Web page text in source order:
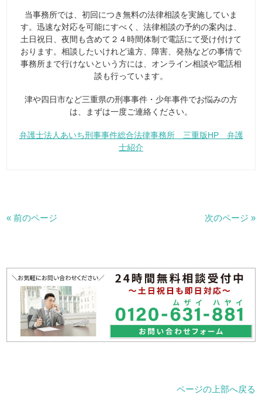
当事務所では、初回につき無料の法律相談を実施していま
す。迅速な対応を可能にすべく、法律相談の予約の案内は、
土日祝日、夜間も含めて２４時間体制で電話にて受け付けて
おります。相談したいけれど遠方、障害、発熱などの事情で
事務所まで行けないという方には、オンライン相談や電話相
談も行っています。
津や四日市など三重県の刑事事件・少年事件でお悩みの方
は、まずは一度ご連絡ください。
弁護士法人あいち刑事事件総合法律事務所 三重版HP 弁護
士紹介
« 前のページ 次のページ »
ページの上部へ戻る